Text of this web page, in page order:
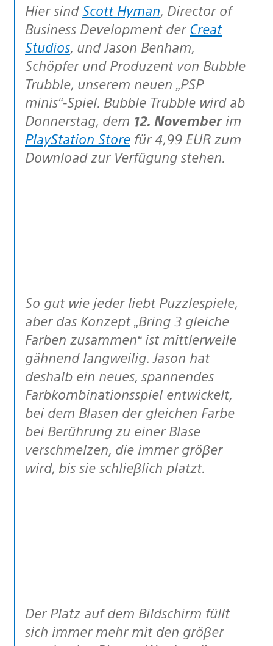
Hier sind Scott Hyman, Director of
Business Development der Creat
Studios, und Jason Benham,
Schöpfer und Produzent von Bubble
Trubble, unserem neuen „PSP
minis“-Spiel. Bubble Trubble wird ab
Donnerstag, dem 12. Novemberim
PlayStation Store für 4,99 EUR zum
Download zur Verfügung stehen.
So gut wie jeder liebt Puzzlespiele,
aber das Konzept „Bring 3 gleiche
Farben zusammen“ ist mittlerweile
gähnend langweilig. Jason hat
deshalb ein neues, spannendes
Farbkombinationsspiel entwickelt,
bei dem Blasen der gleichen Farbe
bei Berührung zu einer Blase
verschmelzen, die immer gröβer
wird, bis sie schlieβlich platzt.
Der Platz auf dem Bildschirm füllt
sich immer mehr mit den gröβer